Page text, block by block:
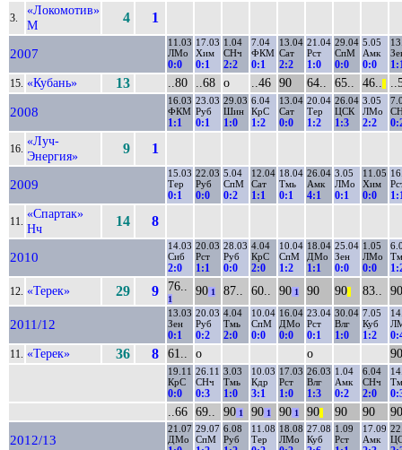
3.
«Локомотив»
М
4 1
2007
11.03
ЛМо
0:0
17.03
Хим
0:1
1.04
СНч
2:2
7.04
ФКМ
0:1
13.04
Сат
2:2
21.04
Рст
1:0
29.04
СпМ
0:0
5.05
Амк
0:0
15. «Кубань» 13 ..80 ..68 о ..46 90 64.. 65.. 46..
2008
16.03
ФКМ
1:1
23.03
Руб
0:1
29.03
Шин
1:0
6.04
КрС
1:2
13.04
Сат
0:0
20.04
Тер
1:2
26.04
ЦСК
1:3
3.05
ЛМо
2:2
16.
«Луч-
Энергия»
9 1
2009
15.03
Тер
0:1
22.03
Руб
0:0
5.04
СпМ
0:2
12.04
Сат
1:1
18.04
Тмь
0:1
26.04
Амк
4:1
3.05
ЛМо
0:1
11.05
Хим
0:0
11.
«Спартак»
Нч
14 8
2010
14.03
Сиб
2:0
20.03
Рст
1:1
28.03
Руб
0:0
4.04
КрС
2:0
10.04
СпМ
1:2
18.04
ДМо
1:1
25.04
Зен
0:0
1.05
ЛМо
0:0
12. «Терек» 29 9 76..
1
90 1 87.. 60.. 90 1 90 90 83.. 90
2011/12
13.03
Зен
0:1
20.03
Руб
0:2
4.04
Тмь
2:0
10.04
СпМ
0:0
16.04
ДМо
0:0
23.04
Рст
0:1
30.04
Влг
1:0
7.05
Куб
1:2
11. «Терек» 36 8 61.. о о 90
19.11
КрС
0:0
26.11
СНч
0:3
3.03
Тмь
1:0
10.03
Кдр
3:1
17.03
Рст
1:0
26.03
Влг
1:3
1.04
Амк
0:2
6.04
СНч
2:0
..66 69.. 90 1 90 1 90 1 90 90 90
90
2012/13
21.07
ДМо
29.07
СпМ
6.08
Руб
11.08
Тер
18.08
ЛМо
27.08
Куб
1.09
Рст
17.09
Амк